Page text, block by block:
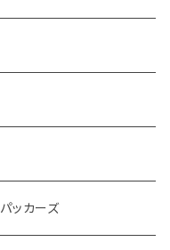
ッカーズ